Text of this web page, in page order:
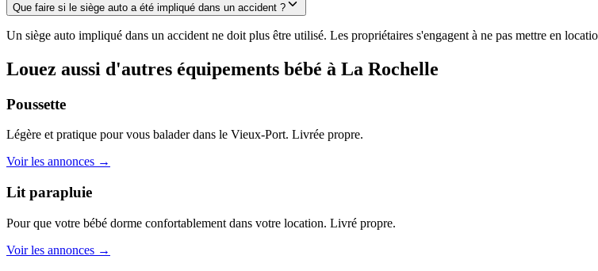
Que faire si le siège auto a été impliqué dans un accident ?
Un siège auto impliqué dans un accident ne doit plus être utilisé. Les propriétaires s'engagent à ne pas mettre en
Louez aussi d'autres équipements bébé à La Rochelle
Poussette
Légère et pratique pour vous balader dans le Vieux-Port. Livrée propre.
Voir les annonces →
Lit parapluie
Pour que votre bébé dorme confortablement dans votre location. Livré propre.
Voir les annonces →